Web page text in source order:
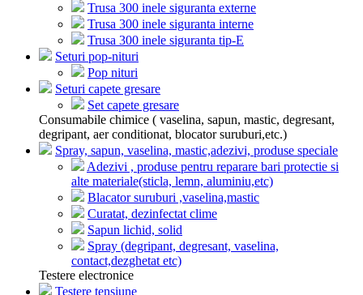
Trusa 300 inele siguranta externe
Trusa 300 inele siguranta interne
Trusa 300 inele siguranta tip-E
Seturi pop-nituri
Pop nituri
Seturi capete gresare
Set capete gresare
Consumabile chimice ( vaselina, sapun, mastic, degresant,
degripant, aer conditionat, blocator suruburi,etc.)
Spray, sapun, vaselina, mastic,adezivi, produse speciale
Adezivi , produse pentru reparare bari protectie si
alte materiale(sticla, lemn, aluminiu,etc)
Blacator suruburi ,vaselina,mastic
Curatat, dezinfectat clime
Sapun lichid, solid
Spray (degripant, degresant, vaselina,
contact,dezghetat etc)
Testere electronice
Testere tensiune